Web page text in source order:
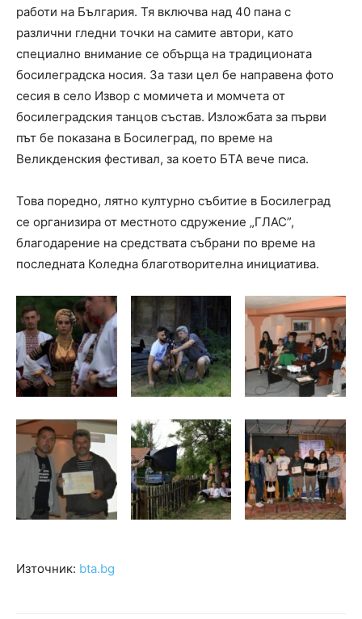
работи на България. Тя включва над 40 пана с
различни гледни точки на самите автори, като
специално внимание се обърща на традиционата
босилеградска носия. За тази цел бе направена фото
сесия в село Извор с момичета и момчета от
босилеградския танцов състав. Изложбата за първи
път бе показана в Босилеград, по време на
Великденския фестивал, за което БТА вече писа.
Това поредно, лятно културно събитие в Босилеград
се организира от местното сдружение „ГЛАС”,
благодарение на средствата събрани по време на
последната Коледна благотворителна инициатива.
Източник: bta.bg